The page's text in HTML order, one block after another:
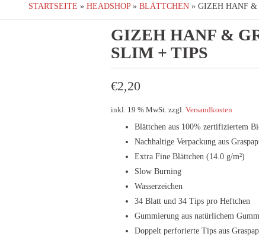
STARTSEITE » HEADSHOP» BLÄTTCHEN » GIZEH HANF
GIZEH HANF &
SLIM + TIPS
€2,20
inkl. 19 % MwSt. zzgl. Versandkosten
Blättchen aus 100% zertifiziertem
Nachhaltige Verpackung aus
Extra Fine Blättchen (14.0 g/m²)
Slow Burning
Wasserzeichen
34 Blatt und 34 Tips pro Heftchen
Gummierung aus natürlichem
Doppelt perforierte Tips aus